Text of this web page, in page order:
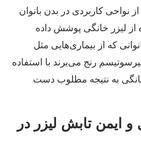
از نواحی کاربردی در بدن بانوان
از لیزر خانگی پوشش داده
که از بیماری‌هایی مثل
رنج می‌برند با استفاده
به نتیجه مطلوب دست
و ایمن تابش لیزر در